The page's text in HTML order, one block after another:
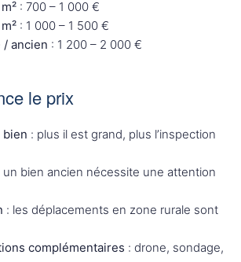
: 700 – 1 000 €
: 1 000 – 1 500 €
/ ancien : 1 200 – 2 000 €
le prix
bien : plus il est grand, plus l’inspection
un bien ancien nécessite une attention
: les déplacements en zone rurale sont
complémentaires : drone, sondage,